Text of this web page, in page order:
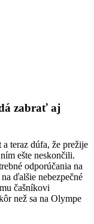
zabrať aj
teraz dúfa, že prežije
ešte neskončili.
odporúčania na
ďalšie nebezpečné
čašníkovi
než sa na Olympe